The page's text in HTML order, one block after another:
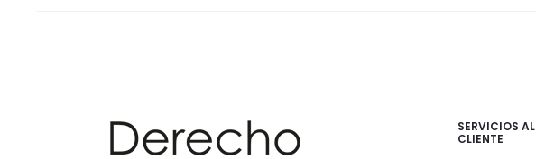
SERVICIOS AL
CLIENTE